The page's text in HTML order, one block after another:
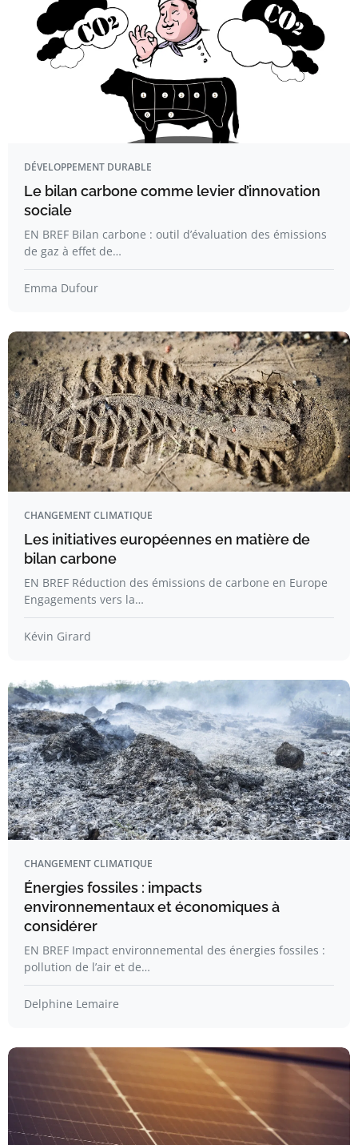
DÉVELOPPEMENT DURABLE
Le bilan carbone comme levier d’innovation
sociale
EN BREF Bilan carbone : outil d’évaluation des émissions
de gaz à effet de…
Emma Dufour
CHANGEMENT CLIMATIQUE
Les initiatives européennes en matière de
bilan carbone
EN BREF Réduction des émissions de carbone en Europe
Engagements vers la…
Kévin Girard
CHANGEMENT CLIMATIQUE
Énergies fossiles : impacts
environnementaux et économiques à
considérer
EN BREF Impact environnemental des énergies fossiles :
pollution de l’air et de…
Delphine Lemaire